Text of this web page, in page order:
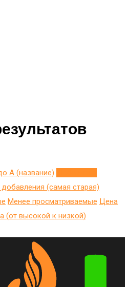
A (название)
(самая старая)
Менее просматриваемые Цена
(от высокой к низкой)